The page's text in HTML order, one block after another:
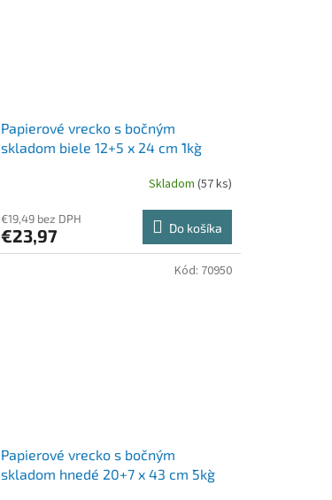
Papierové vrecko s bočným
skladom biele 12+5 x 24 cm `1kg`
Skladom (57 ks)
€19,49 bez DPH
€23,97 Do košíka
Papierové vrecko s bočným
skladom hnedé 20+7 x 43 cm `5kg`
Kód: 70950